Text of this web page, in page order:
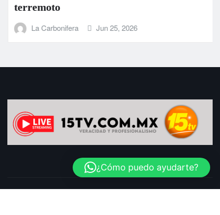
terremoto
La Carbonifera Jun 25, 2026
¿Cómo puedo ayudarte?